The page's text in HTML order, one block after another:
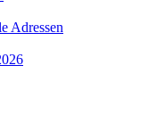
Adressen